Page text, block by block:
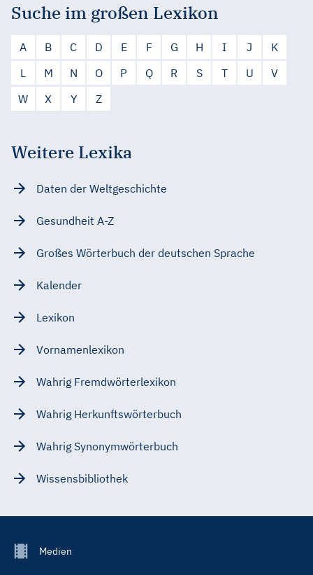
Suche im großen Lexikon
A B C D E F G H I J
K
L
M N O P Q R S T U
V
W
X Y Z
Weitere Lexika
Daten der Weltgeschichte
Gesundheit A-Z
Großes Wörterbuch der deutschen Sprache
Kalender
Lexikon
Vornamenlexikon
Wahrig Fremdwörterlexikon
Wahrig Herkunftswörterbuch
Wahrig Synonymwörterbuch
Wissensbibliothek
FooterMedien